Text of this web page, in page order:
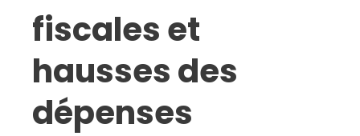
fiscales et
hausses des
dépenses